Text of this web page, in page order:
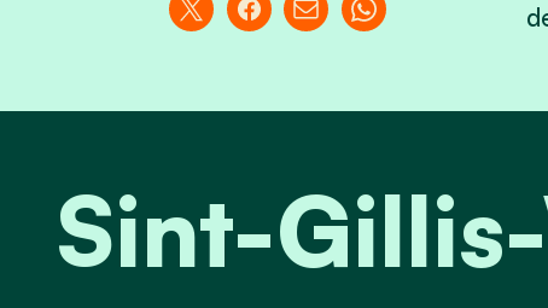
Sint-